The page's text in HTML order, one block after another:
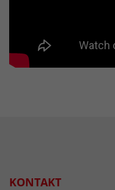
KONTAKT